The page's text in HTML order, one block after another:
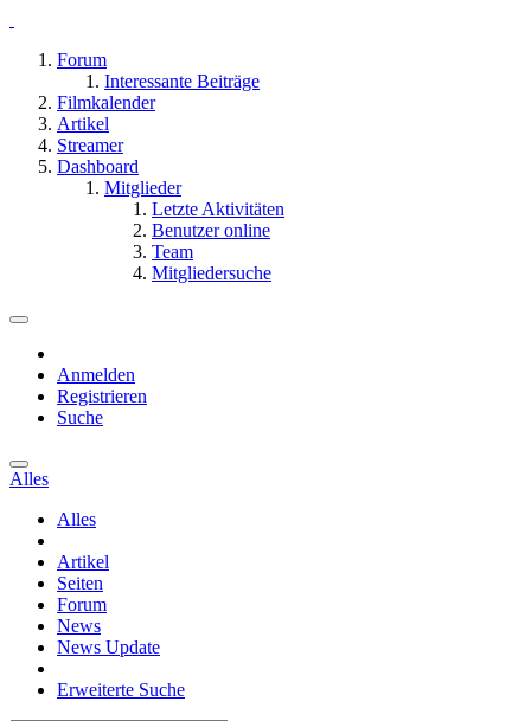
Forum
Interessante Beiträge
Filmkalender
Artikel
Streamer
Dashboard
Mitglieder
Letzte Aktivitäten
Benutzer online
Team
Mitgliedersuche
Anmelden
Registrieren
Suche
Alles
Alles
Artikel
Seiten
Forum
News
News Update
Erweiterte Suche